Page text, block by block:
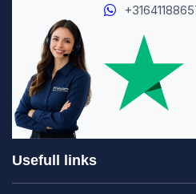
Usefull links